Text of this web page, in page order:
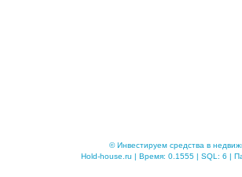
© Инвестируем средства в
Hold-house.ru | Время: 0.1555 | SQL: 6 |